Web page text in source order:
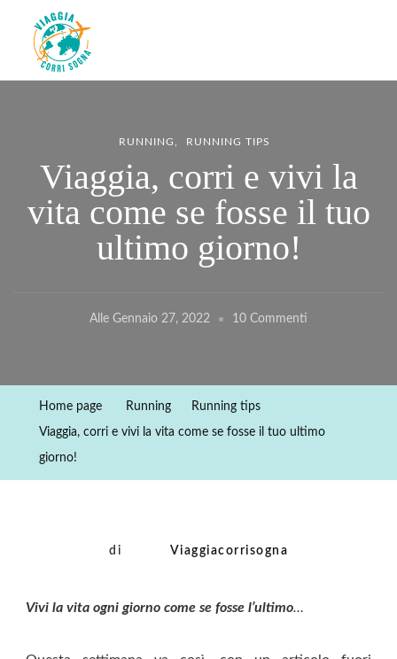
Viaggiacorrisogna – Blog di
viaggi e running
Viaggi zaino in spalla e corse in giro per il mondo
RUNNING RUNNING TIPS
Viaggia, corri e vivi la
vita come se fosse il tuo
ultimo giorno!
Alle Gennaio 27, 2022 10 Commenti
Giorno!
Home page Running Running tips
Viaggia, corri e vivi la vita come se fosse il tuo ultimo
giorno!
di Viaggiacorrisogna
Vivi la vita ogni giorno come se fosse l’ultimo…